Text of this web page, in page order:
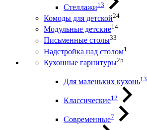
Стеллажи13
Комоды для детской24
Модульные детские14
Письменные столы33
Надстройка над столом1
Кухонные гарнитуры25
Для маленьких кухонь13
Классические12
Современные7